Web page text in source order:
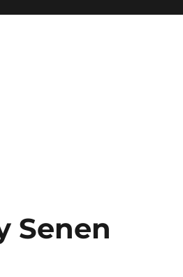
Senen